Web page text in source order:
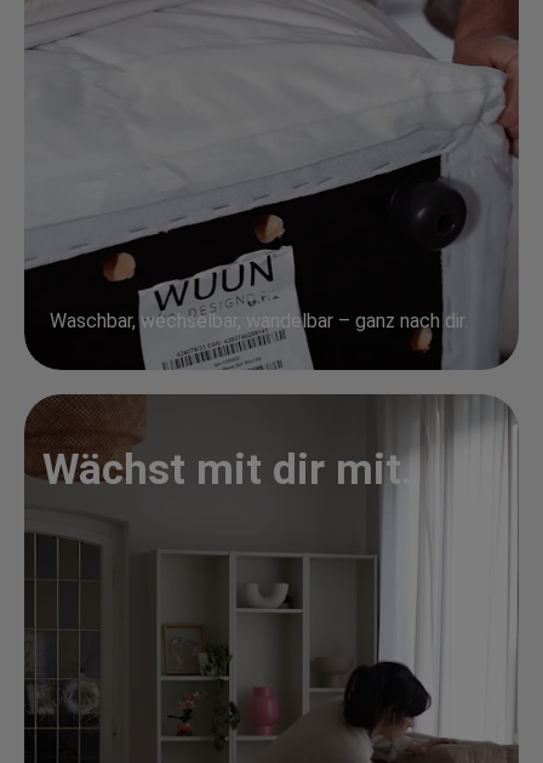
Waschbar, wechselbar, wandelbar – ganz nach dir.
Wächst mit dir mit.